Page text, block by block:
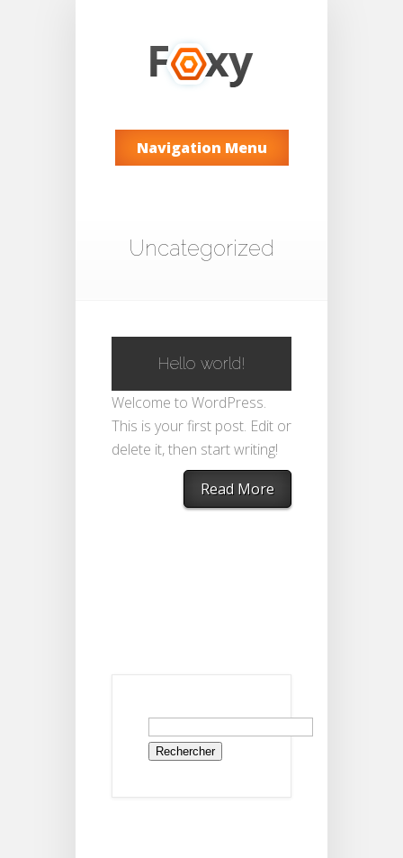
Navigation Menu
Uncategorized
Hello world!
Welcome to WordPress.
This is your first post. Edit or
delete it, then start writing!
Read More
Rechercher :